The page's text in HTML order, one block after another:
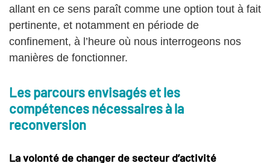
allant en ce sens paraît comme une option tout à fait
pertinente, et notamment en période de
confinement, à l’heure où nous interrogeons nos
manières de fonctionner.
Les parcours envisagés et les
compétences nécessaires à la
reconversion
La volonté de changer de secteur d’activité